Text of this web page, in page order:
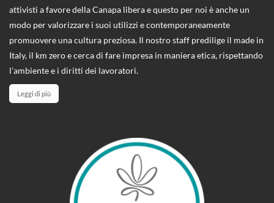
attivisti a favore della Canapa libera e questo per noi è anche un
modo per valorizzare i suoi utilizzi e contemporaneamente
promuovere una cultura preziosa. Il nostro staff predilige il made in
Italy, il km zero e cerca di fare impresa in maniera etica, rispettando
l'ambiente e i diritti dei lavoratori.
Leggi di più